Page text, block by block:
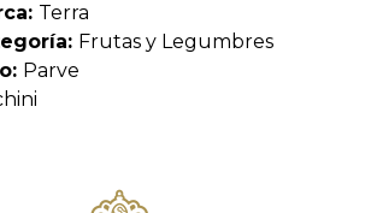
Terra
Frutas y Legumbres
Parve